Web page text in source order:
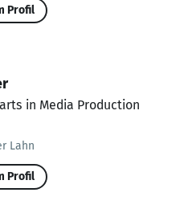
Profil
in Media Production
Lahn
Profil